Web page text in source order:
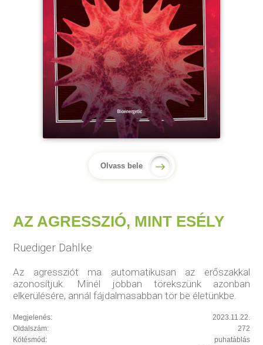
Olvass bele
AZ AGRESSZIÓ, MINT ESÉLY
Ruediger Dahlke
Az agressziót ma automatikusan az erőszakkal
azonosítjuk. Minél jobban törekszünk azonban
elkerülésére, annál fájdalmasabban tör be életünkbe.
Megjelenés:
2023.11.22.
Oldalszám:
272
Kötésmód:
puhatáblás